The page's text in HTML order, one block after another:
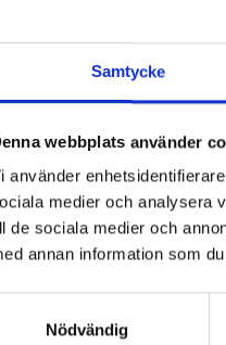
Samtycke
webbplats använder
använder
medier och analysera
de sociala medier och
annan information som
Nödvändig
fortsättning på det
hårdare för mer
av Sveriges
hållbart. Det är idag en
< 1 2